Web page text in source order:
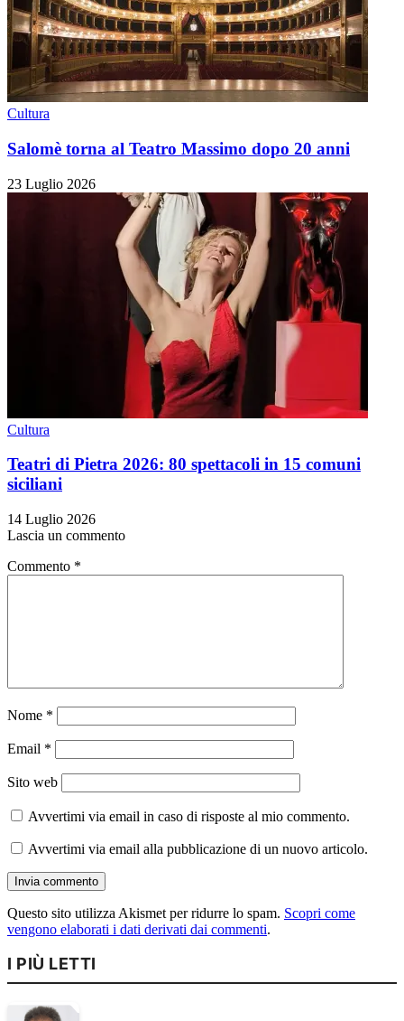
Cultura
Salomè torna al Teatro Massimo dopo 20 anni
23 Luglio 2026
Cultura
Teatri di Pietra 2026: 80 spettacoli in 15 comuni
siciliani
14 Luglio 2026
Lascia un commento
Commento *
Nome *
Email *
Sito web
Avvertimi via email in caso di risposte al mio commento.
Avvertimi via email alla pubblicazione di un nuovo articolo.
Questo sito utilizza Akismet per ridurre lo spam. Scopri come
vengono elaborati i dati derivati dai commenti.
I PIÙ LETTI